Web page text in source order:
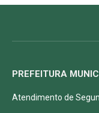
PREFEITURA
Atendimento de